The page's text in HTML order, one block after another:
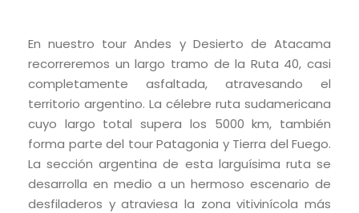
En nuestro tour Andes y Desierto de Atacama
recorreremos un largo tramo de la Ruta 40, casi
completamente asfaltada, atravesando el
territorio argentino. La célebre ruta sudamericana
cuyo largo total supera los 5000 km, también
forma parte del tour Patagonia y Tierra del Fuego.
La sección argentina de esta larguísima ruta se
desarrolla en medio a un hermoso escenario de
desfiladeros y atraviesa la zona vitivinícola más